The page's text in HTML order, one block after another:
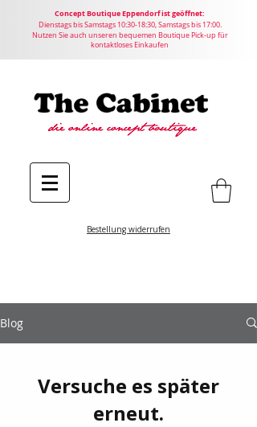
ConceptBoutiqueEppendorf ist geöffnet:
Dienstags bis Samstags 10:30-18:30, Samstags bis 17:00.
Nutzen Sie auch unseren bequemen Boutique Pick-up für
kontaktloses Einkaufen
Bestellung widerrufen
Blog
Versuche es später
erneut.